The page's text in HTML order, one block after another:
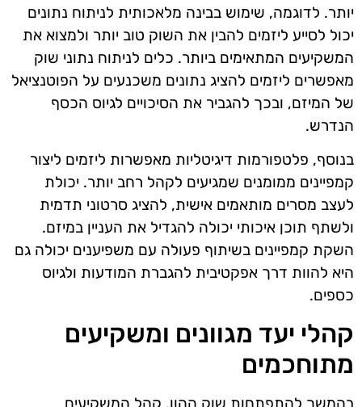
יותר. לדוגמה, שימוש בבינה מלאכותית לניתוח נתונים
יכול לסייע ליזמים להבין את השוק טוב יותר ולמצוא את
המשקיעים המתאימים ביותר. כלים לניתוח נתוני שוק
מאפשרים ליזמים להציג נתונים משכנעים על הפוטנציאל
של המיזם, ובכך להגביר את הסיכויים לגיוס הכסף
הנדרש.
בנוסף, פלטפורמות דיגיטליות מאפשרות ליזמים ליצור
קמפיינים ממומנים שמגיעים לקהל רחב יותר. יכולת
לעצב מסרים מותאמים אישית, להציג סרטוני תדמית
ולשתף תוכן איכותי יכולה להגדיל את העניין במיזם.
השקת קמפיינים בשיתוף פעולה עם משפיענים יכולה גם
היא להוות דרך אפקטיבית להגברת המודעות ולגיוס
כספים.
קהלי יעד מגוונים ומשקיעים
מתוחכמים